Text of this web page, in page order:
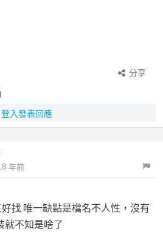
分享
登入發表回應
年前
找 唯一缺點是檔名不人性，沒有
就不知是啥了